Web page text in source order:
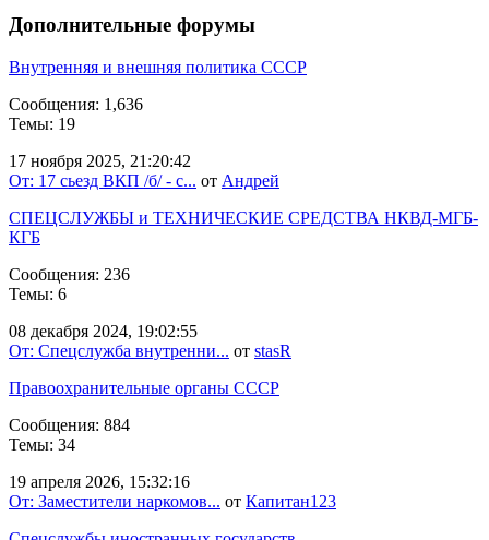
Дополнительные форумы
Внутренняя и внешняя политика СССР
Сообщения: 1,636
Темы: 19
17 ноября 2025, 21:20:42
От: 17 сьезд ВКП /б/ - с... от Андрей
СПЕЦСЛУЖБЫ и ТЕХНИЧЕСКИЕ СРЕДСТВА НКВД-МГБ-
КГБ
Сообщения: 236
Темы: 6
08 декабря 2024, 19:02:55
От: Спецслужба внутренни... от stasR
Правоохранительные органы СССР
Сообщения: 884
Темы: 34
19 апреля 2026, 15:32:16
От: Заместители наркомов... от Капитан123